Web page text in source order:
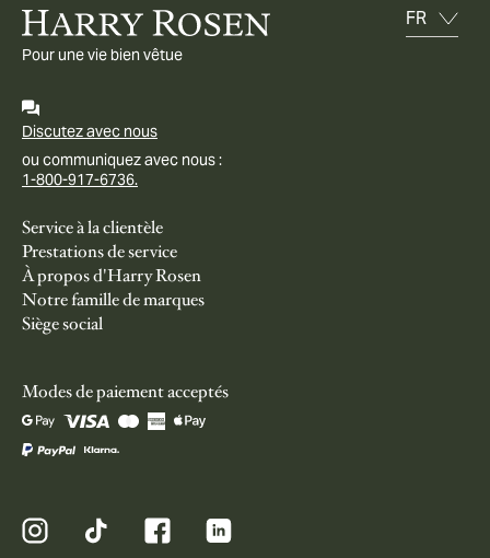
Pour une vie bien vêtue
Discutez avec nous
ou communiquez avec nous :
1-800-917-6736.
Service à la clientèle
Prestations de service
À propos d'Harry Rosen
Notre famille de marques
Siège social
Modes de paiement acceptés